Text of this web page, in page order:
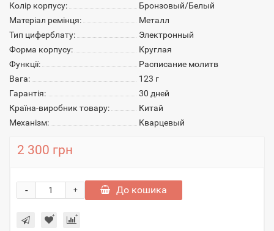
Колір корпусу:
Бронзовый/Белый
Матеріал ремінця:
Металл
Тип циферблату:
Электронный
Форма корпусу:
Круглая
Функції:
Расписание молитв
Вага:
123 г
Гарантія:
30 дней
Країна-виробник товару:
Китай
Механізм:
Кварцевый
2 300 грн
+
- До кошика